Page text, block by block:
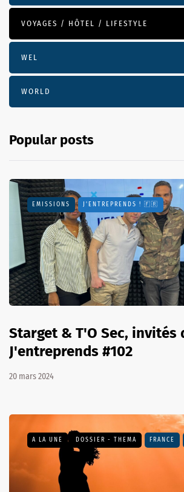
VOYAGES / HÔTEL / LIFESTYLE
WEL
WORLD
Popular posts
EMISSIONS J'ENTREPRENDS ! 🇫🇷
Starget & T'O Sec, invités
J'entreprends #102
20 mars 2024
A LA UNE DOSSIER - THEMA FRANCE